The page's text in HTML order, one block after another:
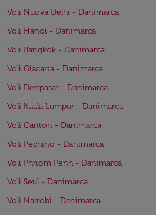
Voli Nuova Delhi - Danimarca
Voli Hanoi - Danimarca
Voli Bangkok - Danimarca
Voli Giacarta - Danimarca
Voli Denpasar - Danimarca
Voli Kuala Lumpur - Danimarca
Voli Canton - Danimarca
Voli Pechino - Danimarca
Voli Phnom Penh - Danimarca
Voli Seul - Danimarca
Voli Nairobi - Danimarca